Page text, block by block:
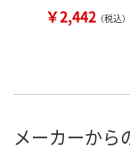
￥2,442 （税込）
メーカーから